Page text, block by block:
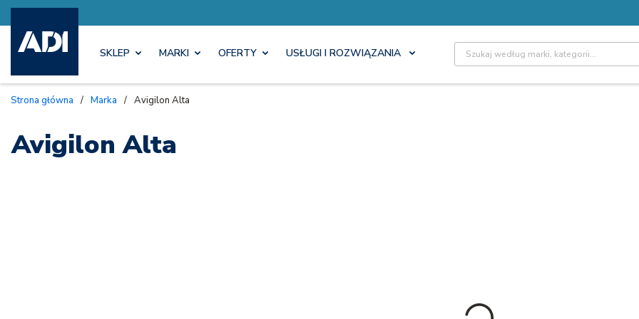
SKLEP MARKI OFERTY USŁUGI I ROZWIĄZANIA Site Search
Strona główna / Marka / Avigilon Alta
Avigilon Alta